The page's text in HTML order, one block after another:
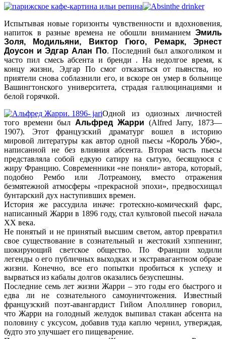
Испытывая новые горизонты чувственности и вдохновения,
напиток в разные времена не обошли вниманием Эмиль
Золя, Модильяни, Виктор Гюго, Ремарк, Эрнест
Доусон и Эдгар Алан По. Последний был алкоголиком и
часто пил смесь абсента и бренди . На недолгое время, к
концу жизни, Эдгар По смог отказаться от пьянства, но
приятели снова соблазнили его, и вскоре он умер в больнице
Вашингтонского университета, страдая галлюцинациями и
белой горячкой.
Одной из одиозных личностей
того времени былАльфред Жарри (Alfred Jarry, 1873—
1907). Этот французский драматург вошел в историю
мировой литературы как автор одной пьесы «Король Убю»,
написанной не без влияния абсента. Вторая часть пьесы
представляла собой едкую сатиру на сытую, бесящуюся с
жиру Францию. Современники «не поняли» автора, который,
подобно Рембо или Лотреамону, вместо отражения
безмятежной атмосферы «прекрасной эпохи», предвосхищал
бунтарский дух наступивших времен.
История же рассудила иначе: гротескно-комический фарс,
написанный Жарри в 1896 году, стал культовой пьесой начала
XX века.
Не понятый и не принятый высшим светом, автор превратил
свое существование в сознательный и жестокий хэппенинг,
шокирующий светское общество. По Франции ходили
легенды о его публичных выходках и экстравагантном образе
жизни. Конечно, все его попытки пробиться к успеху и
вырваться из кабалы долгов оказались безуспешны.
Последние семь лет жизни Жарри – это годы его быстрого и
едва ли не сознательного самоуничтожения. Известный
французский поэт-авангардист Гийом Аполлинер говорил,
что Жарри на голодный желудок выпивал стакан абсента на
половину с уксусом, добавив туда каплю чернил, утверждая,
будто это улучшает его пищеварение.